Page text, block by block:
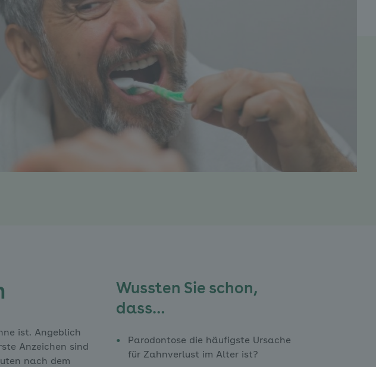
ist. Angeblich
Anzeichen sind
nach dem
Wussten Sie schon,
dass…
Parodontose die häufigste Ursache
für Zahnverlust im Alter ist?